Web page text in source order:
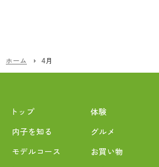
ホーム 4月
トップ
内子を知る
モデルコース
体験
グルメ
お買い物